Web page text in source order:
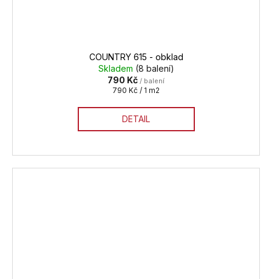
COUNTRY 615 - obklad
Skladem (8 balení)
790 Kč / balení
Měrná
790 Kč / 1 m2
DETAIL